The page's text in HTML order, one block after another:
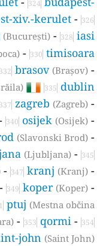
324
xiv.-kerulet -326
(București) -328 iasi
-330 timisoara
332 brasov(Brașov) -
335 dublin
337 zagreb(Zagreb) -
340 osijek(Osijek) -
(Slavonski Brod) -
(Ljubljana) -345
-347 kranj(Kranj) -
-349 koper(Koper) -
ptuj(Mestna občina
-353 qormi -354
john(Saint John)